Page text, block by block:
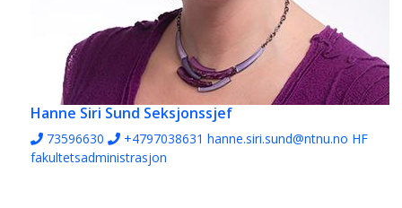
Hanne Siri Sund Seksjonssjef
73596630 +4797038631 hanne.siri.sund@ntnu.no HF
fakultetsadministrasjon